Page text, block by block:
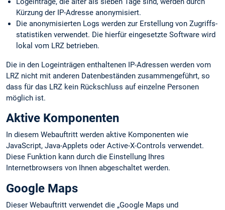
Kürzung der IP-Adresse anonymisiert.
Die anonymisierten Logs werden zur Erstellung von Zugriffs­
statistiken verwendet. Die hierfür eingesetzte Software wird
lokal vom LRZ betrieben.
Die in den Logeinträgen enthaltenen IP-Adressen werden vom
LRZ nicht mit anderen Datenbeständen zusammengeführt, so
dass für das LRZ kein Rückschluss auf einzelne Personen
möglich ist.
Aktive Komponenten
In diesem Webauftritt werden aktive Komponenten wie
JavaScript, Java-Applets oder Active-X-Controls verwendet.
Diese Funktion kann durch die Einstellung Ihres
Internetbrowsers von Ihnen abgeschaltet werden.
Google Maps
Dieser Webauftritt verwendet die „Google Maps und